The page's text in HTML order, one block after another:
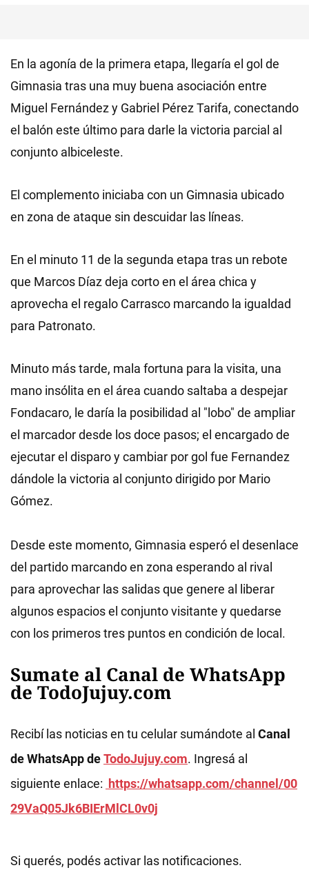
En la agonía de la primera etapa, llegaría el gol de
Gimnasia tras una muy buena asociación entre
Miguel Fernández y Gabriel Pérez Tarifa, conectando
el balón este último para darle la victoria parcial al
conjunto albiceleste.
El complemento iniciaba con un Gimnasia ubicado
en zona de ataque sin descuidar las líneas.
En el minuto 11 de la segunda etapa tras un rebote
que Marcos Díaz deja corto en el área chica y
aprovecha el regalo Carrasco marcando la igualdad
para Patronato.
Minuto más tarde, mala fortuna para la visita, una
mano insólita en el área cuando saltaba a despejar
Fondacaro, le daría la posibilidad al "lobo" de ampliar
el marcador desde los doce pasos; el encargado de
ejecutar el disparo y cambiar por gol fue Fernandez
dándole la victoria al conjunto dirigido por Mario
Gómez.
Desde este momento, Gimnasia esperó el desenlace
del partido marcando en zona esperando al rival
para aprovechar las salidas que genere al liberar
algunos espacios el conjunto visitante y quedarse
con los primeros tres puntos en condición de local.
Sumate al Canal de WhatsApp
de TodoJujuy.com
Recibí las noticias en tu celular sumándote al Canal
de WhatsApp deTodoJujuy.com. Ingresá al
siguiente enlace: https://whatsapp.com/channel/00
29VaQ05Jk6BIErMlCL0v0j
Si querés, podés activar las notificaciones.